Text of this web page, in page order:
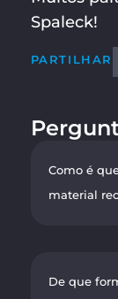
Spaleck!
PARTILHAR
Como é
material
De que